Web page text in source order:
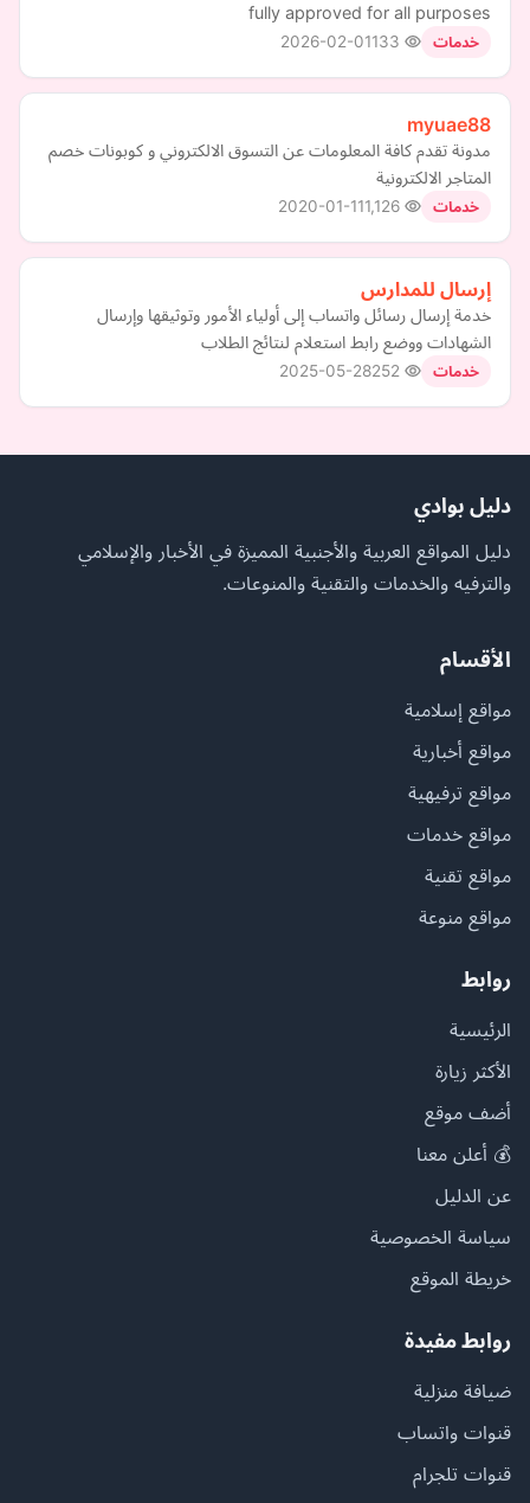
fully approved for all purposes
خدمات 2026-02-01
myuae88
مدونة تقدم كافة المعلومات عن التسوق الالكتروني و كوبونات خصم
المتاجر الالكترونية
خدمات 2020-01-11
إرسال للمدارس
خدمة إرسال رسائل واتساب إلى أولياء الأمور وتوثيقها وإرسال
الشهادات ووضع رابط استعلام لنتائج الطلاب
خدمات 2025-05-28
دليل بوادي
دليل المواقع العربية والأجنبية المميزة في الأخبار والإسلامي
والترفيه والخدمات والتقنية والمنوعات.
الأقسام
مواقع إسلامية
مواقع أخبارية
مواقع ترفيهية
مواقع خدمات
مواقع تقنية
مواقع منوعة
روابط
الرئيسية
الأكثر زيارة
أضف موقع
💰 أعلن معنا
عن الدليل
سياسة الخصوصية
خريطة الموقع
روابط مفيدة
ضيافة منزلية
قنوات واتساب
قنوات تلجرام